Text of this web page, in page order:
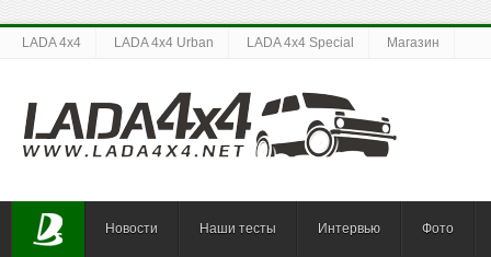
LADA 4x4 LADA 4x4 Urban LADA 4x4 Special Магазин
Новости Наши тесты Интервью Фото